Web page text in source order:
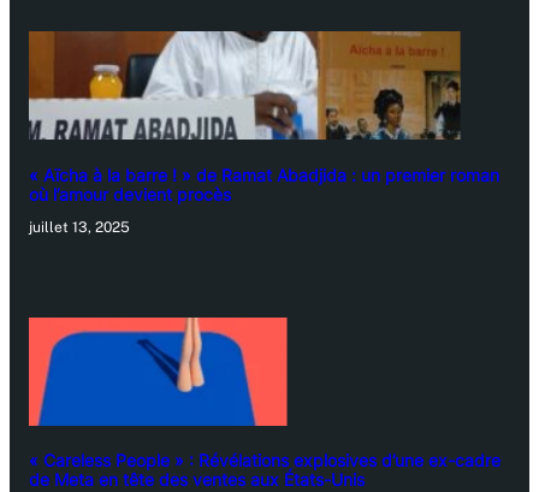
« Aïcha à la barre ! » de Ramat Abadjida : un premier roman
où l’amour devient procès
juillet 13, 2025
« Careless People » : Révélations explosives d’une ex-cadre
de Meta en tête des ventes aux États-Unis